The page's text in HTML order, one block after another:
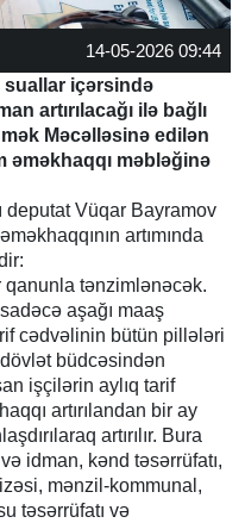
14-05-2026 09:44
içərsində
artırılacağı ilə bağlı
Məcəlləsinə edilən
əməkhaqqı məbləğinə
deputat Vüqar Bayramov
artımında
qanunla tənzimlənəcək.
aşağı maaş
cədvəlinin bütün pillələri
büdcəsindən
işçilərin aylıq tarif
artırılandan bir ay
artırılır. Bura
idman, kənd təsərrüfatı,
mənzil-kommunal,
təsərrüfatı və